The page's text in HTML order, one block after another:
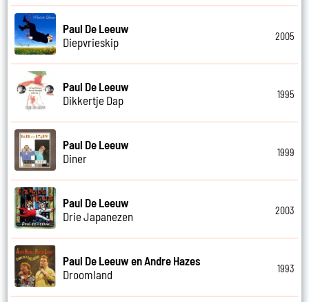
Paul De Leeuw
Diepvrieskip
2005
Paul De Leeuw
Dikkertje Dap
1995
Paul De Leeuw
Diner
1999
Paul De Leeuw
Drie Japanezen
2003
Paul De Leeuw en Andre Hazes
Droomland
1993